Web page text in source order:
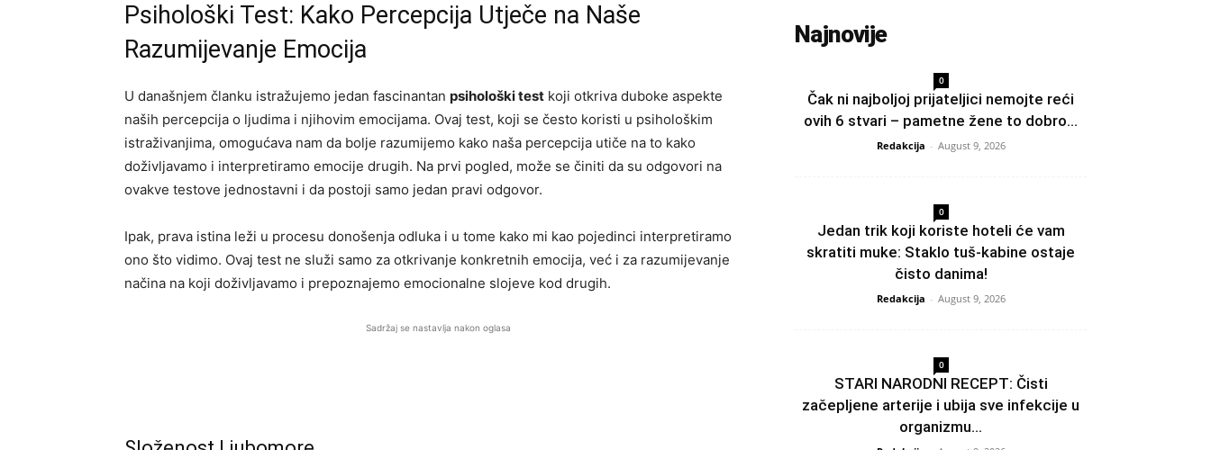
Psihološki Test: Kako Percepcija Utječe na Naše
Razumijevanje Emocija
U današnjem članku istražujemo jedan fascinantan psihološki test koji otkriva duboke aspekte
naših percepcija o ljudima i njihovim emocijama. Ovaj test, koji se često koristi u psihološkim
istraživanjima, omogućava nam da bolje razumijemo kako naša percepcija utiče na to kako
doživljavamo i interpretiramo emocije drugih. Na prvi pogled, može se činiti da su odgovori na
ovakve testove jednostavni i da postoji samo jedan pravi odgovor.
Ipak, prava istina leži u procesu donošenja odluka i u tome kako mi kao pojedinci interpretiramo
ono što vidimo. Ovaj test ne služi samo za otkrivanje konkretnih emocija, već i za razumijevanje
načina na koji doživljavamo i prepoznajemo emocionalne slojeve kod drugih.
Sadržaj se nastavlja nakon oglasa
Najnovije
0
Čak ni najboljoj prijateljici nemojte reći
ovih 6 stvari – pametne žene to dobro...
Redakcija - August 9, 2026
0
Jedan trik koji koriste hoteli će vam
skratiti muke: Staklo tuš-kabine ostaje
čisto danima!
Redakcija - August 9, 2026
0
STARI NARODNI RECEPT: Čisti
začepljene arterije i ubija sve infekcije u
organizmu…